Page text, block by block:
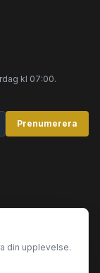
kl 07:00.
Prenumerera
din upplevelse.